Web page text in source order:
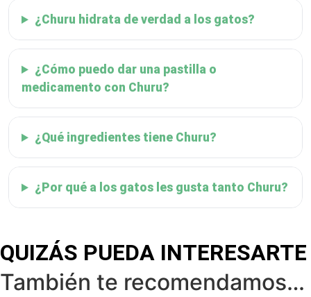
¿Churu hidrata de verdad a los gatos?
¿Cómo puedo dar una pastilla o
medicamento con Churu?
¿Qué ingredientes tiene Churu?
¿Por qué a los gatos les gusta tanto Churu?
QUIZÁS PUEDA INTERESARTE
También te recomendamos…